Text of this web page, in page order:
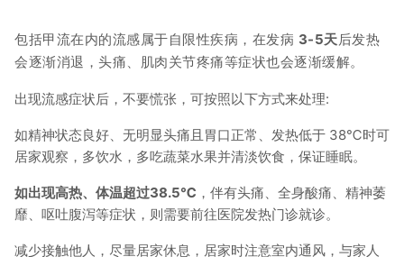
包括甲流在内的流感属于自限性疾病，在发病 3-5天后发热
会逐渐消退，头痛、肌肉关节疼痛等症状也会逐渐缓解。
出现流感症状后，不要慌张，可按照以下方式来处理:
如精神状态良好、无明显头痛且胃口正常、发热低于 38℃时可
居家观察，多饮水，多吃蔬菜水果并清淡饮食，保证睡眠。
如出现高热、体温超过38.5℃ ，伴有头痛、全身酸痛、精神萎
靡、呕吐腹泻等症状，则需要前往医院发热门诊就诊。
减少接触他人，尽量居家休息，居家时注意室内通风，与家人